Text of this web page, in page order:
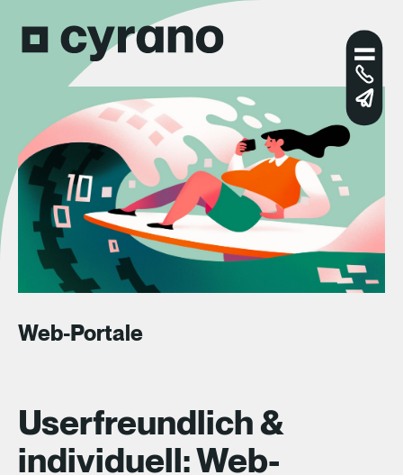
Web-Portale
Userfreundlich &
individuell: Web-